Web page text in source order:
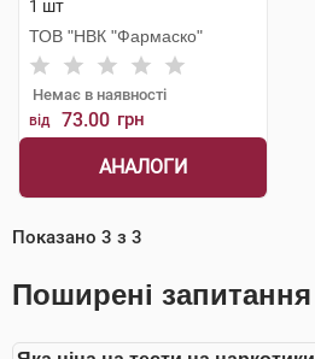
1 шт
ТОВ "НВК "Фармаско"
Немає в наявності
від 73.00 грн
АНАЛОГИ
Показано 3 з 3
Поширені запитання